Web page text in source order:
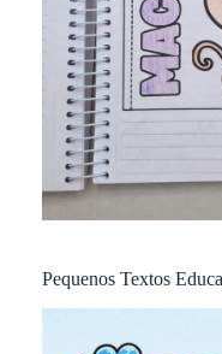
Pequenos Textos